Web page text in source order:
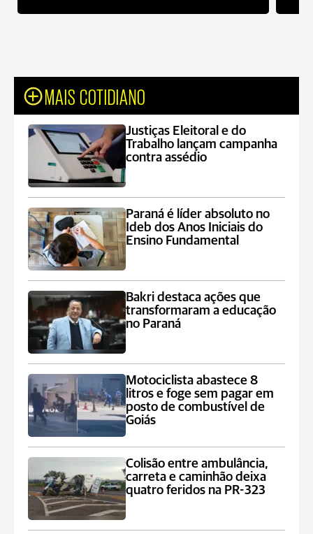
MAIS COTIDIANO
Justiças Eleitoral e do
Trabalho lançam campanha
contra assédio
Paraná é líder absoluto no
Ideb dos Anos Iniciais do
Ensino Fundamental
Bakri destaca ações que
transformaram a educação
no Paraná
Motociclista abastece 8
litros e foge sem pagar em
posto de combustível de
Goiás
Colisão entre ambulância,
carreta e caminhão deixa
quatro feridos na PR-323